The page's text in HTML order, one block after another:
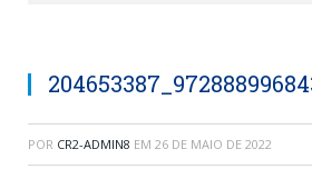
POR CR2-ADMIN8 EM 26 DE MAIO DE 2022